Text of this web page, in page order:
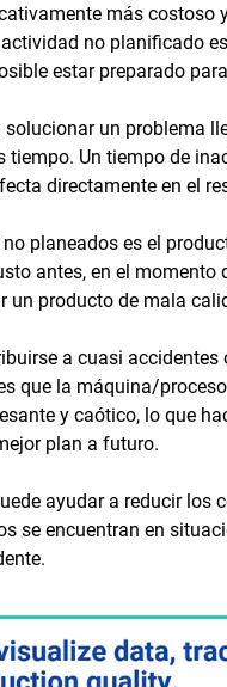
más costoso
no planificado
estar preparado
un problema
Un tiempo de
directamente en el
planeados es el
antes, en el
un producto de mala
a cuasi accidentes
que la máquina/
y caótico, lo que
plan a futuro.
ayudar a reducir los
se encuentran en